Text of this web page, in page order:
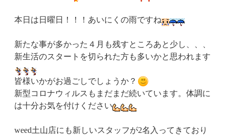
本日は日曜日！！！あいにくの雨ですね
新たな事が多かった４月も残すところあと少し、、、
新生活のスタートを切られた方も多いかと思われます
皆様いかがお過ごしでしょうか？
新型コロナウィルスもまだまだ続いています。体調に
は十分お気を付けください
weed土山店にも新しいスタッフが2名入ってきており